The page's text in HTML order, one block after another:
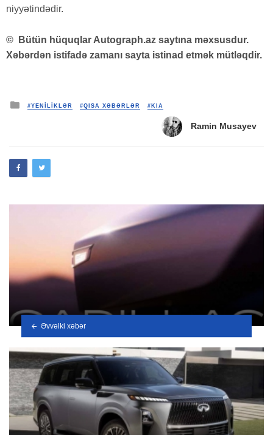
niyyətindədir.
©
Bütün hüquqlar Autograph.az saytına məxsusdur.
Xəbərdən istifadə zamanı sayta istinad etmək mütləqdir.
Posted
#YENİLİKLƏR #QISA XƏBƏRLƏR #KIA
Ramin Musayev
Əvvəlki xəbər